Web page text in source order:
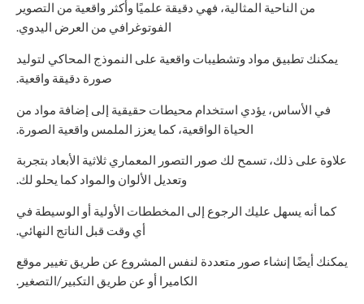
من الناحية المثالية، فهي دقيقة علميًا وأكثر واقعية من التصوير
الفوتوغرافي من العرض اليدوي.
يمكنك تطبيق مواد وتشطيبات واقعية على النموذج المحاكي لتوليد
صورة دقيقة واقعية.
في الأساس، يؤدي استخدام محيطات حقيقية إلى إضافة مواد من
الحياة الواقعية، كما يعزز الملمس واقعية الصورة.
علاوة على ذلك، تسمح لك صور التصور المعماري ثلاثية الأبعاد بتجربة
وتعديل الألوان والمواد كما يحلو لك.
كما أنه يسهل عليك الرجوع إلى المخططات الأولية أو الوسيطة في
أي وقت قبل الناتج النهائي.
يمكنك أيضًا إنشاء صور متعددة لنفس المشروع عن طريق تغيير موقع
الكاميرا أو عن طريق التكبير/التصغير.